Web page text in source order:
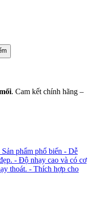
. Cam kết chính hãng –
phẩm phổ biến - Dễ
- Độ nhạy cao và có cơ
thoát. - Thích hợp cho